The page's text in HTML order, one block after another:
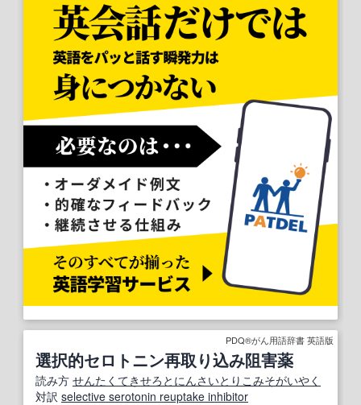
PDQ®がん用語辞書 英語版
選択的セロトニン再取り込み阻害薬
読み方 せんたくてきせろとにんさいとりこみそがいやく
対訳 selective serotonin reuptake inhibitor